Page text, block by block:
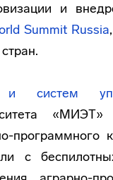
и
Summit Russia
и систем
программного
с